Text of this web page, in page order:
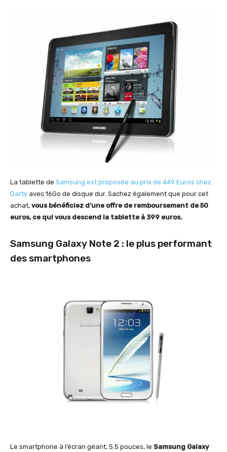
La tablette de Samsung est proposée au prix de 449 Euros chez
Darty avec 16Go de disque dur. Sachez également que pour cet
achat, vous bénéficiez d’une offre de remboursement de 50
euros, ce qui vous descend la tablette à 399 euros.
Samsung Galaxy Note 2 : le plus performant
des smartphones
Le smartphone à l’écran géant, 5.5 pouces, le Samsung Galaxy